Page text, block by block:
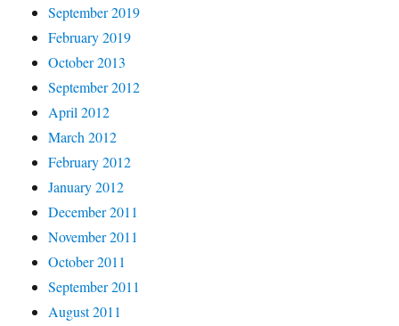
September 2019
February 2019
October 2013
September 2012
April 2012
March 2012
February 2012
January 2012
December 2011
November 2011
October 2011
September 2011
August 2011